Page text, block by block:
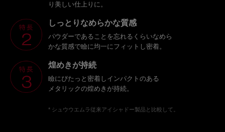
り美しい仕上りに。
しっとりなめらかな質感
パウダーであることを忘れるくらいなめら
かな質感で瞼に均一にフィットし密着。
煌めきが持続
瞼にぴたっと密着しインパクトのある
メタリックの煌めきが持続。
* シュウウエムラ従来アイシャドー製品と比較して。